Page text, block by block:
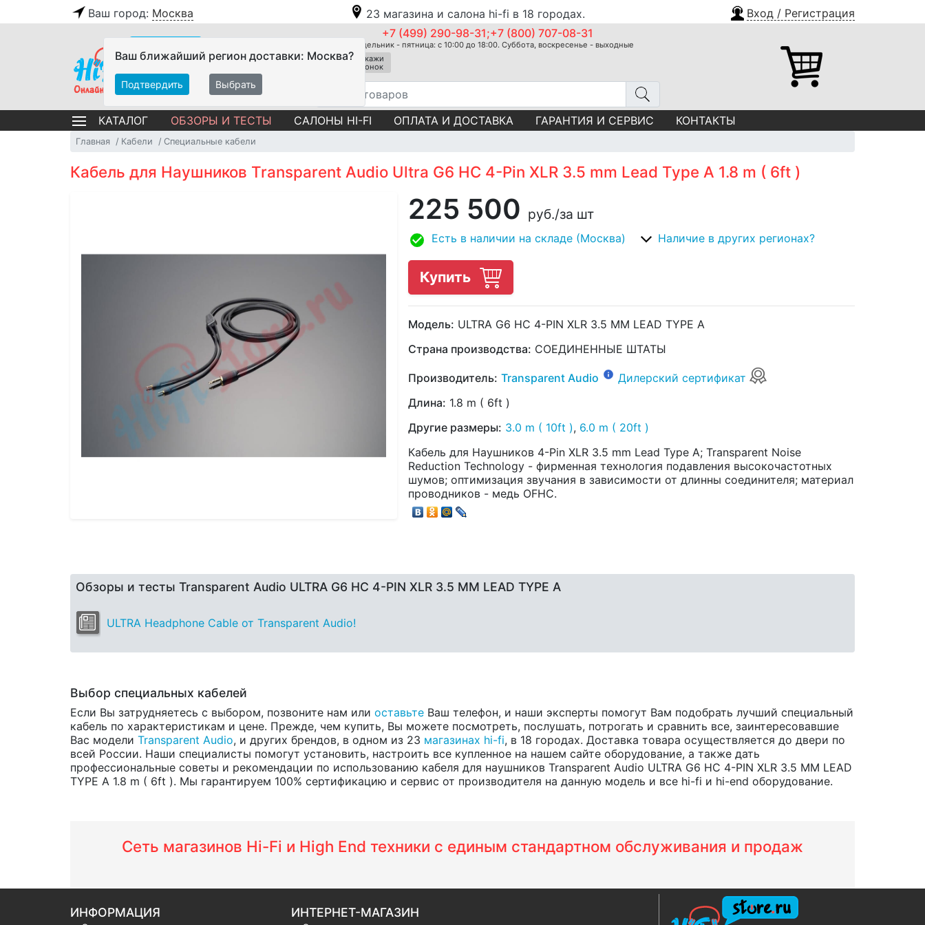
Ваш город: Москва 23 магазина и салона hi-fi в 18 городах. Вход / Регистрация
Ваш ближайший регион доставки: Москва?
Подтвердить Выбрать
+7 (499) 290-98-31;+7 (800) 707-08-31
Понедельник - пятница: с 10:00 до 18:00. Суббота, воскресенье - выходные
Закажи
звонок
КАТАЛОГ ОБЗОРЫ И ТЕСТЫ САЛОНЫ HI-FI ОПЛАТА И ДОСТАВКА ГАРАНТИЯ И СЕРВИС КОНТАКТЫ
Главная Кабели Специальные кабели
Кабель для Наушников Transparent Audio Ultra G6 HC 4-Pin XLR 3.5 mm Lead Type A 1.8 m ( 6ft )
225 500 руб./за шт
Есть в наличии на складе (Москва) Наличие в других регионах?
Купить
Модель: ULTRA G6 HC 4-PIN XLR 3.5 MM LEAD TYPE A
Страна производства: СОЕДИНЕННЫЕ ШТАТЫ
Производитель: Transparent Audio
Дилерский сертификат
Длина: 1.8 m ( 6ft )
Другие размеры: 3.0 m ( 10ft ), 6.0 m ( 20ft )
Кабель для Наушников 4-Pin XLR 3.5 mm Lead Type A; Transparent Noise
Reduction Technology - фирменная технология подавления высокочастотных
шумов; оптимизация звучания в зависимости от длинны соединителя; материал
проводников - медь OFHC.
Обзоры и тесты Transparent Audio ULTRA G6 HC 4-PIN XLR 3.5 MM LEAD TYPE A
ULTRA Headphone Cable от Transparent Audio!
Выбор специальных кабелей
Если Вы затрудняетесь с выбором, позвоните нам или оставьте Ваш телефон, и наши эксперты помогут Вам подобрать лучший специальный
кабель по характеристикам и цене. Прежде, чем купить, Вы можете посмотреть, послушать, потрогать и сравнить все, заинтересовавшие
Вас модели Transparent Audio, и других брендов, в одном из 23 магазинах hi-fi, в 18 городах. Доставка товара осуществляется до двери по
всей России. Наши специалисты помогут установить, настроить все купленное на нашем сайте оборудование, а также дать
профессиональные советы и рекомендации по использованию кабеля для наушников Transparent Audio ULTRA G6 HC 4-PIN XLR 3.5 MM LEAD
TYPE A 1.8 m ( 6ft ). Мы гарантируем 100% сертификацию и сервис от производителя на данную модель и все hi-fi и hi-end оборудование.
Сеть магазинов Hi-Fi и High End техники с единым стандартном обслуживания и продаж
ИНФОРМАЦИЯ ИНТЕРНЕТ-МАГАЗИН